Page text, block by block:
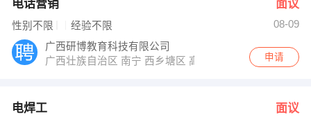
电话营销 面议
性别不限 经验不限
08-09
广西研博教育科技有限公司
广西壮族自治区 南宁 西乡塘区 高新区科园东四路远信大
申请
电焊工 面议